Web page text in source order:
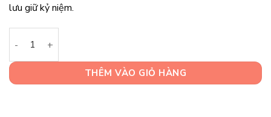
lưu giữ kỷ niệm.
THÊM VÀO GIỎ HÀNG